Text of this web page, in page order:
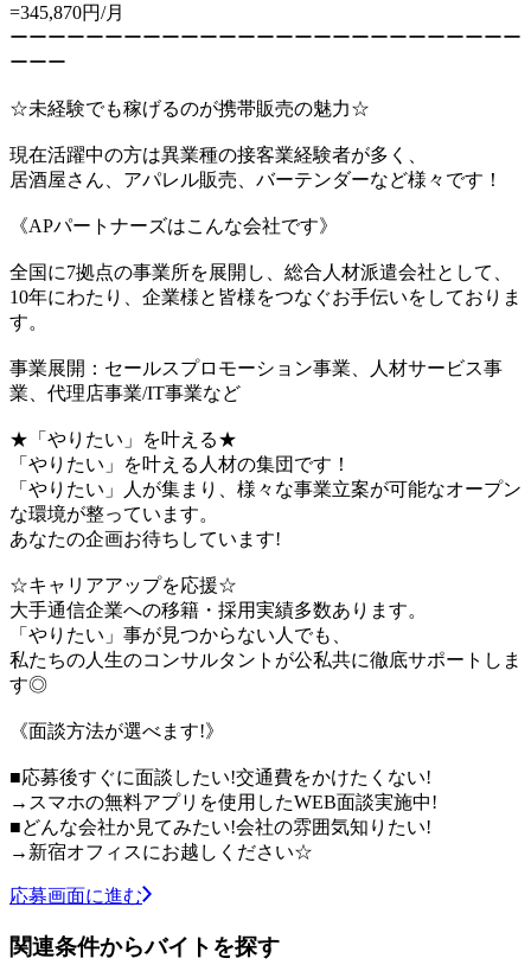
=345,870円/月
ーーーーーーーーーーーーーーーーーーーーーーーーーーー
ーーー
☆未経験でも稼げるのが携帯販売の魅力☆
現在活躍中の方は異業種の接客業経験者が多く、
居酒屋さん、アパレル販売、バーテンダーなど様々です！
《APパートナーズはこんな会社です》
全国に7拠点の事業所を展開し、総合人材派遣会社として、
10年にわたり、企業様と皆様をつなぐお手伝いをしておりま
す。
事業展開：セールスプロモーション事業、人材サービス事
業、代理店事業/IT事業など
★「やりたい」を叶える★
「やりたい」を叶える人材の集団です！
「やりたい」人が集まり、様々な事業立案が可能なオープン
な環境が整っています。
あなたの企画お待ちしています!
☆キャリアアップを応援☆
大手通信企業への移籍・採用実績多数あります。
「やりたい」事が見つからない人でも、
私たちの人生のコンサルタントが公私共に徹底サポートしま
す◎
《面談方法が選べます!》
■応募後すぐに面談したい!交通費をかけたくない!
→スマホの無料アプリを使用したWEB面談実施中!
■どんな会社か見てみたい!会社の雰囲気知りたい!
→新宿オフィスにお越しください☆
応募画面に進む
関連条件からバイトを探す